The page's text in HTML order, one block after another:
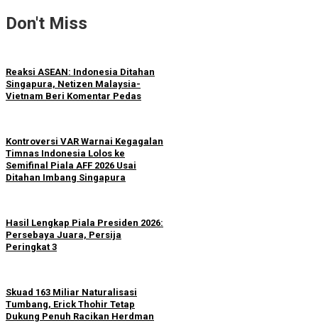
Don't Miss
Reaksi ASEAN: Indonesia Ditahan
Singapura, Netizen Malaysia-
Vietnam Beri Komentar Pedas
Kontroversi VAR Warnai Kegagalan
Timnas Indonesia Lolos ke
Semifinal Piala AFF 2026 Usai
Ditahan Imbang Singapura
Hasil Lengkap Piala Presiden 2026:
Persebaya Juara, Persija
Peringkat 3
Skuad 163 Miliar Naturalisasi
Tumbang, Erick Thohir Tetap
Dukung Penuh Racikan Herdman